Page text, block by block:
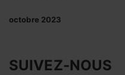
octobre 2023
SUIVEZ-NOUS